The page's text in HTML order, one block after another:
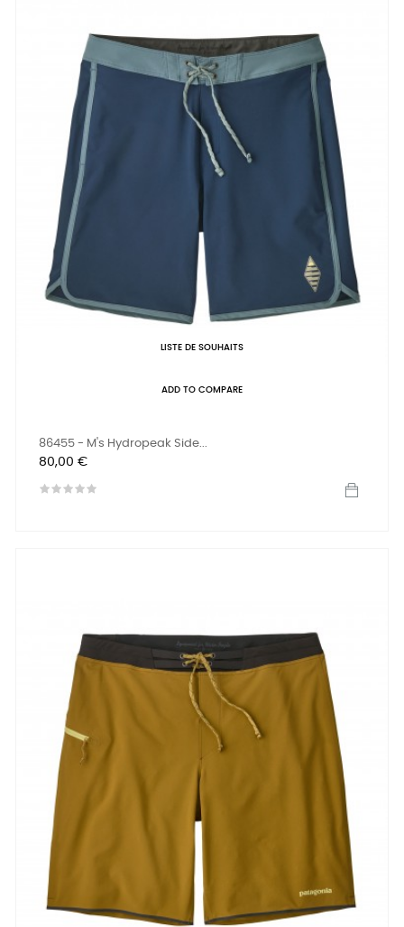
LISTE DE SOUHAITS
ADD TO COMPARE
86455 - M's Hydropeak Side...
Prix
80,00 €